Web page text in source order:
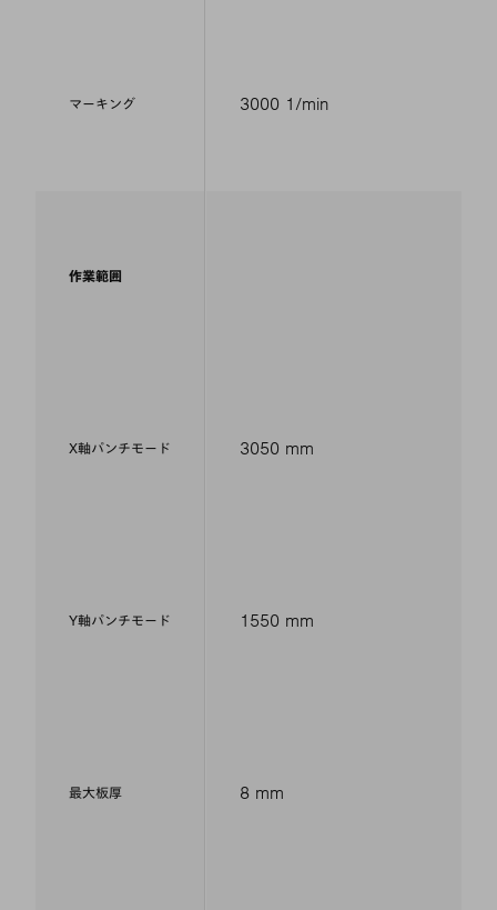
マーキング
作業範囲
X軸パンチモード
Y軸パンチモード
最大板厚
3000 1/min
3050 mm
1550 mm
8 mm